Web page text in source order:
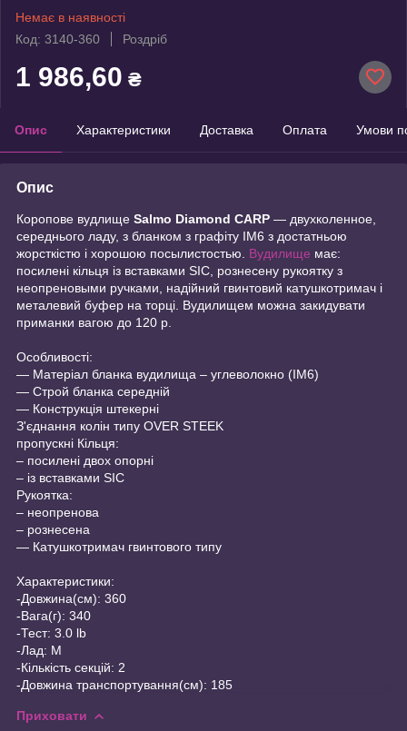
Немає в наявності
Код: 3140-360
Роздріб
1 986,60 ₴
Опис Характеристики Доставка Оплата Умови
Опис
Коропове вудлище Salmo Diamond CARP ― двухколенное,
середнього ладу, з бланком з графіту IM6 з достатньою
жорсткістю і хорошою посылистостью. Вудилище має:
посилені кільця із вставками SIC, рознесену рукоятку з
неопреновыми ручками, надійний гвинтовий катушкотримач і
металевий буфер на торці. Вудилищем можна закидувати
приманки вагою до 120 р.
Особливості:
― Матеріал бланка вудилища – углеволокно (IM6)
― Строй бланка середній
― Конструкція штекерні
З'єднання колін типу OVER STEEK
пропускні Кільця:
– посилені двох опорні
– із вставками SIC
Рукоятка:
– неопренова
– рознесена
― Катушкотримач гвинтового типу
Характеристики:
-Довжина(см): 360
-Вага(г): 340
-Тест: 3.0 lb
-Лад: M
-Кількість секцій: 2
-Довжина транспортування(см): 185
Приховати